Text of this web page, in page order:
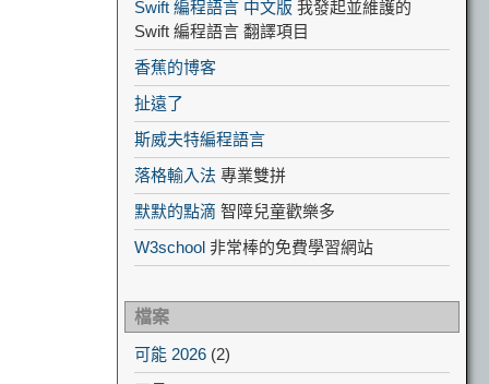
Swift 編程語言 中文版 我發起並維護的
Swift 編程語言 翻譯項目
香蕉的博客
扯遠了
斯威夫特編程語言
落格輸入法 專業雙拼
默默的點滴 智障兒童歡樂多
W3school 非常棒的免費學習網站
檔案
可能 2026 (2)